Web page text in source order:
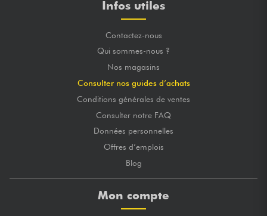
Infos utiles
Contactez-nous
Qui sommes-nous ?
Nos magasins
Consulter nos guides d’achats
Conditions générales de ventes
Consulter notre FAQ
Données personnelles
Offres d’emplois
Blog
Mon compte